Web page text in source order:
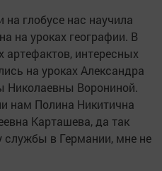
на глобусе нас научила
на уроках географии. В
артефактов, интересных
на уроках Александра
Николаевны Ворониной.
нам Полина Никитична
Карташева, да так
службы в Германии, мне не